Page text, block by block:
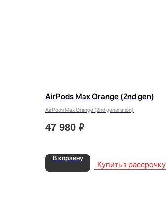
AirPods Max Orange (2nd gen)
AirPods Max Orange (2nd generation)
47 980 ₽
В корзину
Купить в рассрочку